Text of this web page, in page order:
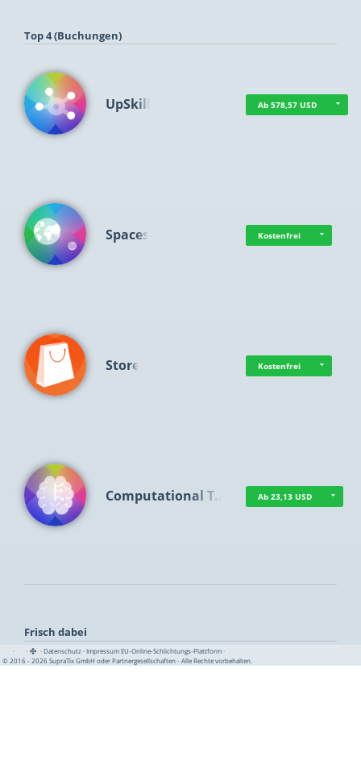
Top 4 (Buchungen)
UpSkill Ab 578,57 USD
Spaces Kostenfrei
Store Kostenfrei
Computational T… Ab 23,13 USD
Frisch dabei
· · ·Datenschutz·Impressum EU-Online-Schlichtungs-Plattform·
© 2016 - 2026 SupraTix GmbH oder Partnergesellschaften - Alle Rechte vorbehalten.